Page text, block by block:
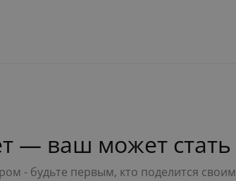
— ваш может
- будьте первым, кто поделится